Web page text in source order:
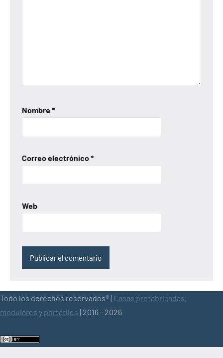
Nombre*
Correo electrónico*
Web
Todo los derechos reservados® | Casas prefabricadas,
modulares y portátiles | 2016 - 2026